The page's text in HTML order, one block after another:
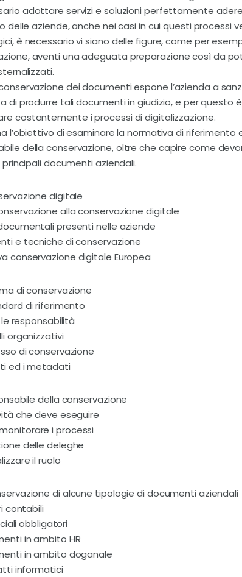
adottare servizi e soluzioni perfettamente
delle aziende, anche nei casi in cui questi processi
è necessario vi siano delle figure, come per
aventi una adeguata preparazione così da
dei documenti espone l’azienda a
di produrre tali documenti in giudizio, e per questo
costantemente i processi di digitalizzazione.
l’obiettivo di esaminare la normativa di
della conservazione, oltre che capire come
documenti aziendali.
digitale
alla conservazione digitale
presenti nelle aziende
e tecniche di conservazione
conservazione digitale Europea
di conservazione
di riferimento
le responsabilità
organizzativi
di conservazione
ed i metadati
della conservazione
che deve eseguire
i processi
delle deleghe
il ruolo
di alcune tipologie di documenti aziendali
contabili
obbligatori
in ambito HR
in ambito doganale
informatici